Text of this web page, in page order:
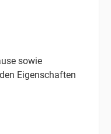
sowie
Eigenschaften